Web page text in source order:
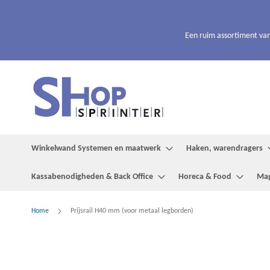
Een ruim assortiment
Winkelwand Systemen en maatwerk Haken, warendragers
Kassabenodigheden & Back Office Horeca & Food
Home Prijsrail H40 mm (voor metaal legborden)